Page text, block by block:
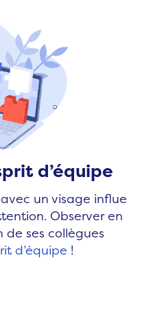
d’équipe
un visage influe
Observer en
de ses collègues
d’équipe !